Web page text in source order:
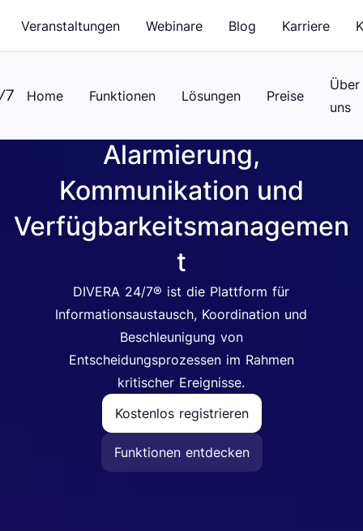
Veranstaltungen Webinare Blog Karriere
Home Funktionen Lösungen Preise
Über
uns
Alarmierung,
Kommunikation und
Verfügbarkeitsmanagemen
t
DIVERA 24/7® ist die Plattform für
Informationsaustausch, Koordination und
Beschleunigung von
Entscheidungsprozessen im Rahmen
kritischer Ereignisse.
Kostenlos registrieren
Funktionen entdecken